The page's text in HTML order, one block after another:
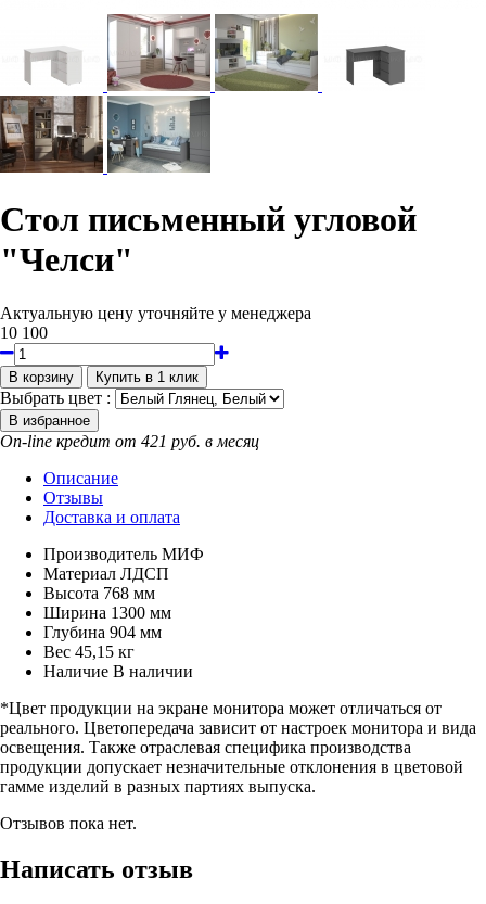
Стол письменный угловой
"Челси"
Актуальную цену уточняйте у менеджера
10 100
Выбрать цвет :
On-line кредит от 421 руб. в месяц
Описание
Отзывы
Доставка и оплата
Производитель МИФ
Материал ЛДСП
Высота 768 мм
Ширина 1300 мм
Глубина 904 мм
Вес 45,15 кг
Наличие В наличии
*Цвет продукции на экране монитора может отличаться от
реального. Цветопередача зависит от настроек монитора и вида
освещения. Также отраслевая специфика производства
продукции допускает незначительные отклонения в цветовой
гамме изделий в разных партиях выпуска.
Отзывов пока нет.
Написать отзыв